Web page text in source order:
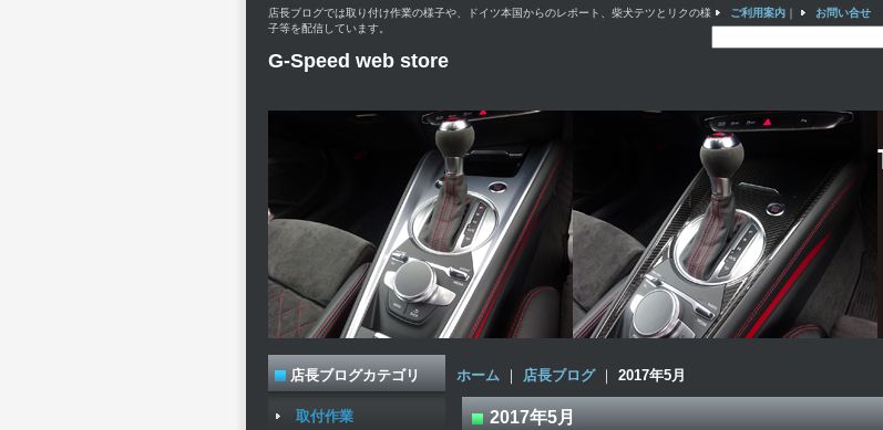
店長ブログでは取り付け作業の様子や、ドイツ本国からのレポート、柴犬テツとリクの様
子等を配信しています。
G-Speed web store
ご利用案内 ｜ お問い合せ
店長ブログカテゴリ
取付作業
ホーム ｜ 店長ブログ｜ 2017年5月
2017年5月